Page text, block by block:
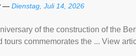
— Dienstag, Juli 14, 2026
of the construction of the
tours commemorates the ... View